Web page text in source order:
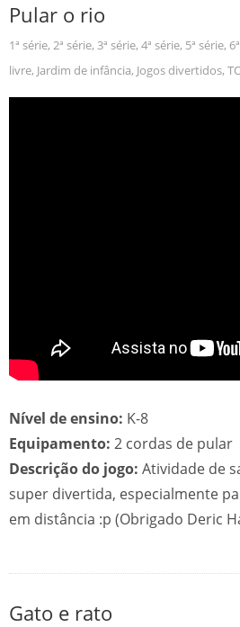
Pular o rio
1ª série, 2ª série, 3ª série, 4ª série, 5ª série,
livre, Jardim de infância, Jogos divertidos,
Nível de ensino: K-8
Equipamento: 2 cordas de pular
Descrição do jogo: Atividade de
super divertida, especialmente
em distância :p (Obrigado Deric
Gato e rato